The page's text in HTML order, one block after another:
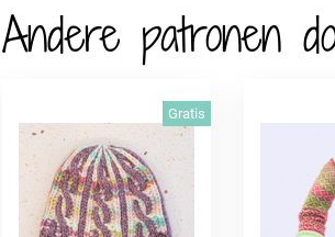
Andere patronen
Gratis